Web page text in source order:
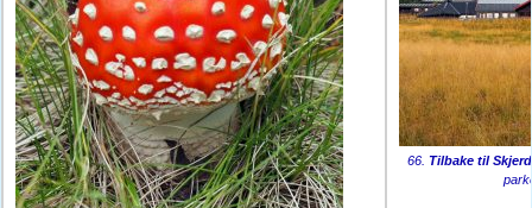
66. Tilbake til